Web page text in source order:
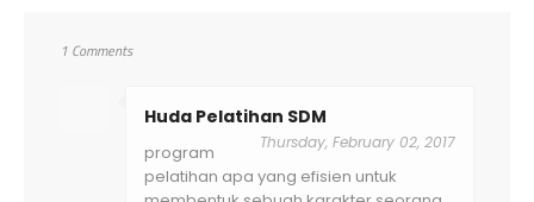
1 Comments
Huda Pelatihan SDM
Thursday, February 02, 2017
program
pelatihan apa yang efisien untuk